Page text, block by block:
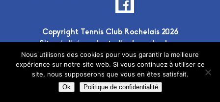
Copyright Tennis Club Rochelais 2026
Site réalisé par lestudio deuxplusdeux
Nous utilisons des cookies pour vous garantir la meilleure
expérience sur notre site web. Si vous continuez à utiliser ce
site, nous supposerons que vous en êtes satisfait.
Ok Politique de confidentialité